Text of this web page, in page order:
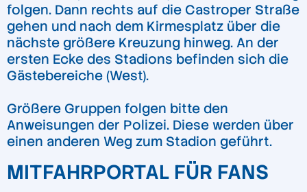
folgen. Dann rechts auf die Castroper Straße
gehen und nach dem Kirmesplatz über die
nächste größere Kreuzung hinweg. An der
ersten Ecke des Stadions befinden sich die
Gästebereiche (West).
Größere Gruppen folgen bitte den
Anweisungen der Polizei. Diese werden über
einen anderen Weg zum Stadion geführt.
MITFAHRPORTAL FÜR FANS